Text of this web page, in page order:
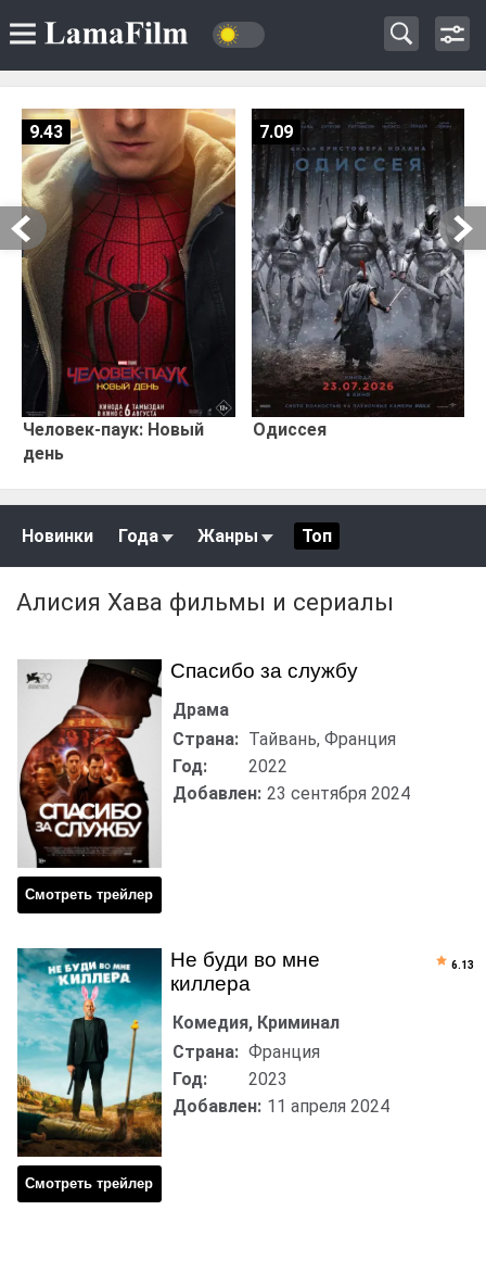
Человек-паук: Новый
день
9.43
Одиссея
7.09
Новинки Года Жанры Топ
Алисия Хава фильмы и сериалы
Спасибо за службу
Смотреть трейлер
Драма
Страна: Тайвань, Франция
Год:
2022
Добавлен: 23 сентября 2024
Не буди во мне
киллера
Смотреть трейлер
Комедия, Криминал
Страна: Франция
Год:
2023
Добавлен: 11 апреля 2024
6.13